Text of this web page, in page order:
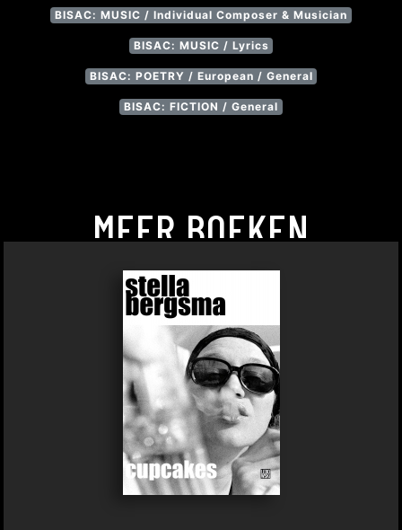
BISAC: MUSIC / Individual Composer & Musician
BISAC: MUSIC / Lyrics
BISAC: POETRY / European / General
BISAC: FICTION / General
MEER BOEKEN